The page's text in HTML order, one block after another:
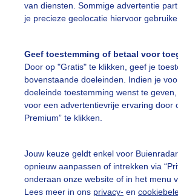
van diensten. Sommige advertentie
je precieze geolocatie hiervoor
Geef toestemming of betaal voor
Door op "Gratis" te klikken, geef je
bovenstaande doeleinden. Indien je
doeleinde toestemming wenst te
voor een advertentievrije ervaring door
Premium” te klikken.
Jouw keuze geldt enkel voor
opnieuw aanpassen of intrekken via
onderaan onze website of in het menu
Lees meer in ons privacy- en
vragen
Mijn
De